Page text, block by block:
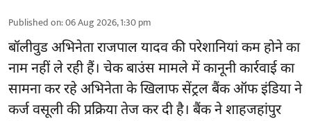
Published on:06 Aug 2026, 1:30 pm
बॉलीवुडअभिनेता राजपाल यादव की परेशानियां कम होने का
नाम नहीं ले रही हैं। चेक बाउंस मामले में कानूनी कार्रवाई का
सामना कर रहे अभिनेता के खिलाफ सेंट्रल बैंक ऑफ इंडिया ने
कर्ज वसूली की प्रक्रिया तेज कर दी है। बैंक ने शाहजहांपुर